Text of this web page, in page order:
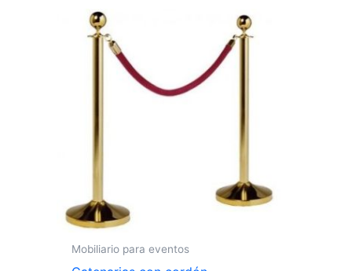
Mobiliario para eventos